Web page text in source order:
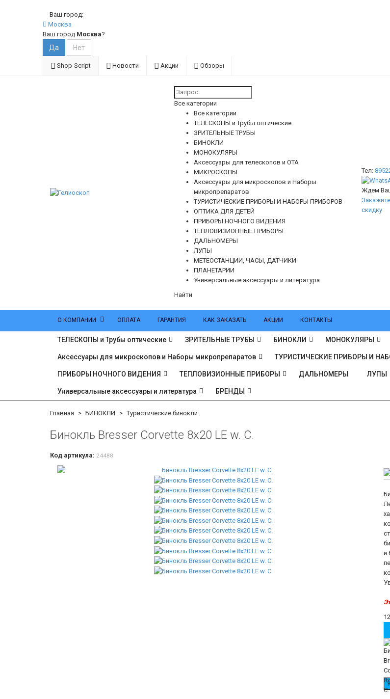
Ваш город:
Москва
Ваш город Москва?
Shop-Script Новости Акции Обзоры
Все категории
Все категории
ТЕЛЕСКОПЫ и Трубы оптические
ЗРИТЕЛЬНЫЕ ТРУБЫ
БИНОКЛИ
МОНОКУЛЯРЫ
Аксессуары для телескопов и ОТА
МИКРОСКОПЫ
Аксессуары для микроскопов и Наборы
микропрепаратов
ТУРИСТИЧЕСКИЕ ПРИБОРЫ И НАБОРЫ ПРИБОРОВ
ОПТИКА ДЛЯ ДЕТЕЙ
ПРИБОРЫ НОЧНОГО ВИДЕНИЯ
ТЕПЛОВИЗИОННЫЕ ПРИБОРЫ
ДАЛЬНОМЕРЫ
ЛУПЫ
МЕТЕОСТАНЦИИ, ЧАСЫ, ДАТЧИКИ
ПЛАНЕТАРИИ
Универсальные аксессуары и литература
Найти
Тел:
Ждем
скидку
О КОМПАНИИ ОПЛАТА ГАРАНТИЯ КАК ЗАКАЗАТЬ АКЦИИ КОНТАКТЫ
ТЕЛЕСКОПЫ и Трубы оптические ЗРИТЕЛЬНЫЕ ТРУБЫ БИНОКЛИ МОНОКУЛЯРЫ
Аксессуары для микроскопов и Наборы микропрепаратов ТУРИСТИЧЕСКИЕ ПРИБОРЫ И
ПРИБОРЫ НОЧНОГО ВИДЕНИЯ ТЕПЛОВИЗИОННЫЕ ПРИБОРЫ ДАЛЬНОМЕРЫ ЛУПЫ
Универсальные аксессуары и литература БРЕНДЫ
Главная БИНОКЛИ Туристические бинокли
Бинокль Bresser Corvette 8x20 LE w. C.
Код артикула: 24488
и